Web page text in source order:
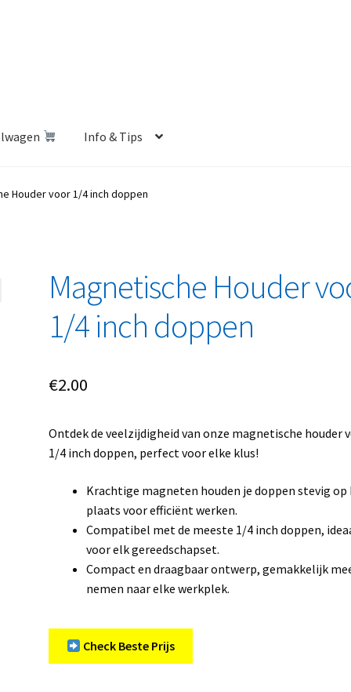
Info & Tips
Shop Betalen en Verzenden
Houder voor 1/4 inch doppen
Magnetische Houder
1/4 inch doppen
€2.00
Ontdek de veelzijdigheid van onze magnetische houder
1/4 inch doppen, perfect voor elke klus!
Krachtige magneten houden je doppen stevig op
plaats voor efficiënt werken.
Compatibel met de meeste 1/4 inch doppen,
voor elk gereedschapset.
Compact en draagbaar ontwerp, gemakkelijk
nemen naar elke werkplek.
Check Beste Prijs